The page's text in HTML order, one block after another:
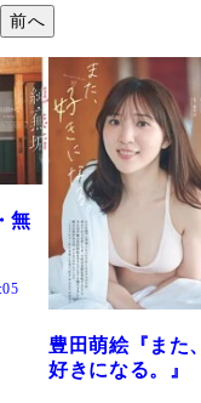
前へ
斎藤恭代
『BOUND』